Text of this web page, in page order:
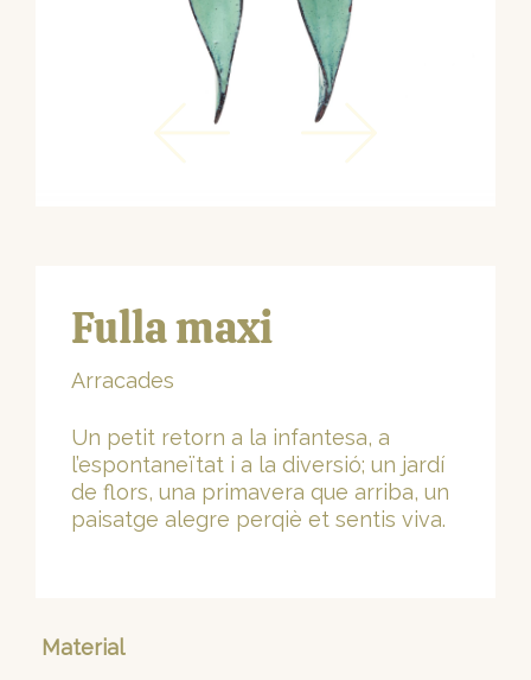
Fulla maxi
Arracades
Un petit retorn a la infantesa, a
l’espontaneïtat i a la diversió; un jardí
de flors, una primavera que arriba, un
paisatge alegre perqiè et sentis viva.
Material